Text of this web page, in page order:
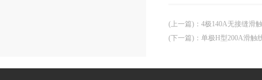
(上一篇) ： 4极140A无接缝滑
(下一篇) ： 单极H型200A滑触